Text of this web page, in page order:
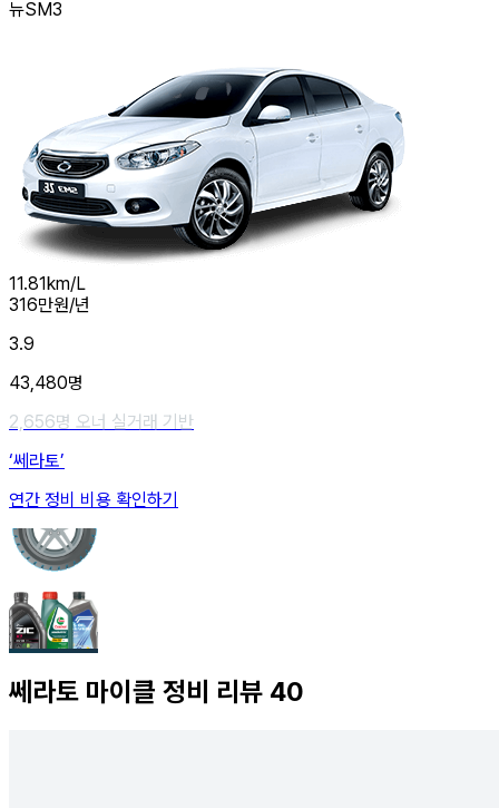
뉴SM3
11.81km/L
316만원/년
3.9
43,480명
2,656명 오너 실거래 기반
‘쎄라토’
연간 정비 비용 확인하기
쎄라토 마이클 정비 리뷰 40